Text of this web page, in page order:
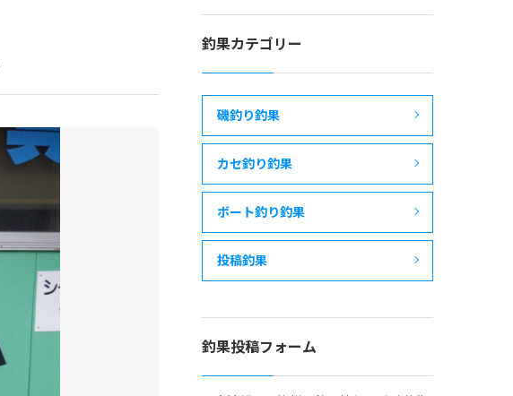
釣果カテゴリー
磯釣り釣果
カセ釣り釣果
ボート釣り釣果
投稿釣果
釣果投稿フォーム